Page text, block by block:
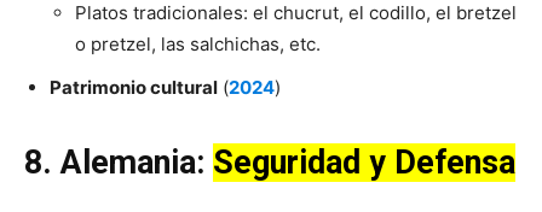
Platos tradicionales: el chucrut, el codillo, el bretzel
o pretzel, las salchichas, etc.
Patrimonio cultural (2024)
8.Alemania: Seguridad y Defensa